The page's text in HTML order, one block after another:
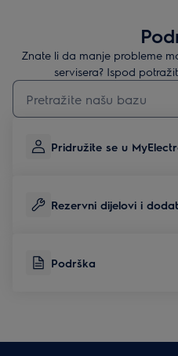
Znate li da manje probleme
servisera? Ispod
Upišite za pretraživanje članaka
Pridružite se u
Rezervni dijelovi i
Podrška